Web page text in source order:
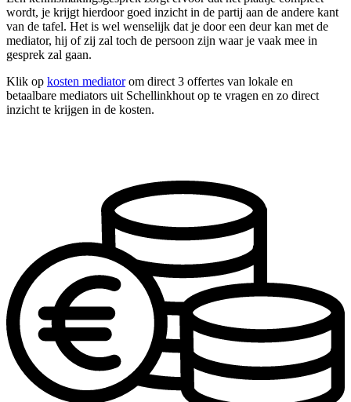
wordt, je krijgt hierdoor goed inzicht in de partij aan de andere kant
van de tafel. Het is wel wenselijk dat je door een deur kan met de
mediator, hij of zij zal toch de persoon zijn waar je vaak mee in
gesprek zal gaan.
Klik op kosten mediatorom direct 3 offertes van lokale en
betaalbare mediators uit Schellinkhout op te vragen en zo direct
inzicht te krijgen in de kosten.